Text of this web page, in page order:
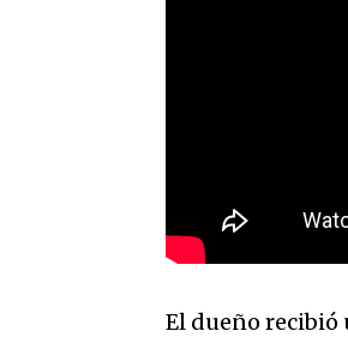
El dueño recibió